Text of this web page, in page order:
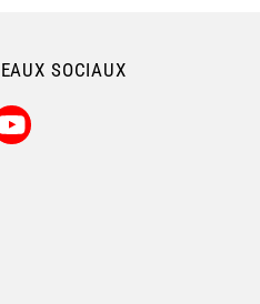
SOCIAUX